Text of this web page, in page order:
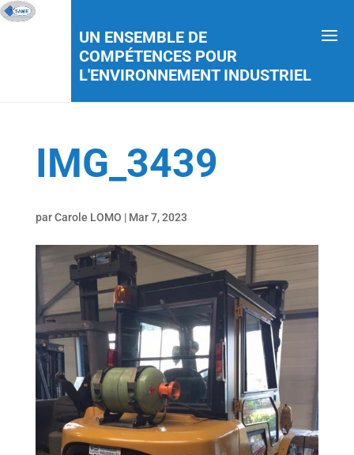
UN ENSEMBLE DE
COMPÉTENCES POUR
L'ENVIRONNEMENT INDUSTRIEL
IMG_3439
parCarole LOMO | Mar 7, 2023